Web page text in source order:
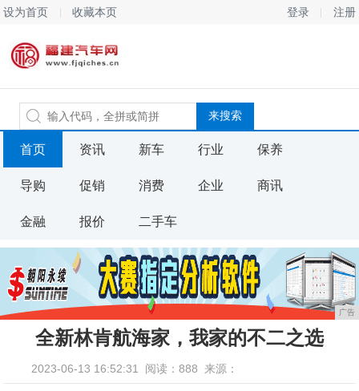
设为首页 收藏本页 登录 注册
首页 资讯 新车 行业 保养
导购 促销 消费 企业 商讯
金融 报价 二手车
广告
全新林肯航海家，我家的不二之选
2023-06-13 16:52:31 阅读：888 来源：